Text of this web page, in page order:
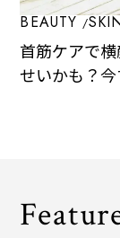
BEAUTY
首筋ケアで
せいかも？